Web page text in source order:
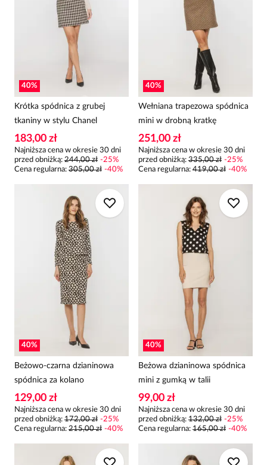
40%
Krótka spódnica z grubej
tkaniny w stylu Chanel
183,00 zł
Najniższa cena w okresie 30 dni
przed obniżką: 244,00 zł -25%
Cena regularna: 305,00 zł -40%
40%
Wełniana trapezowa spódnica
mini w drobną kratkę
251,00 zł
Najniższa cena w okresie 30 dni
przed obniżką: 335,00 zł -25%
Cena regularna: 419,00 zł -40%
40%
Beżowo-czarna dzianinowa
spódnica za kolano
129,00 zł
Najniższa cena w okresie 30 dni
przed obniżką: 172,00 zł -25%
Cena regularna: 215,00 zł -40%
40%
Beżowa dzianinowa spódnica
mini z gumką w talii
99,00 zł
Najniższa cena w okresie 30 dni
przed obniżką: 132,00 zł -25%
Cena regularna: 165,00 zł -40%